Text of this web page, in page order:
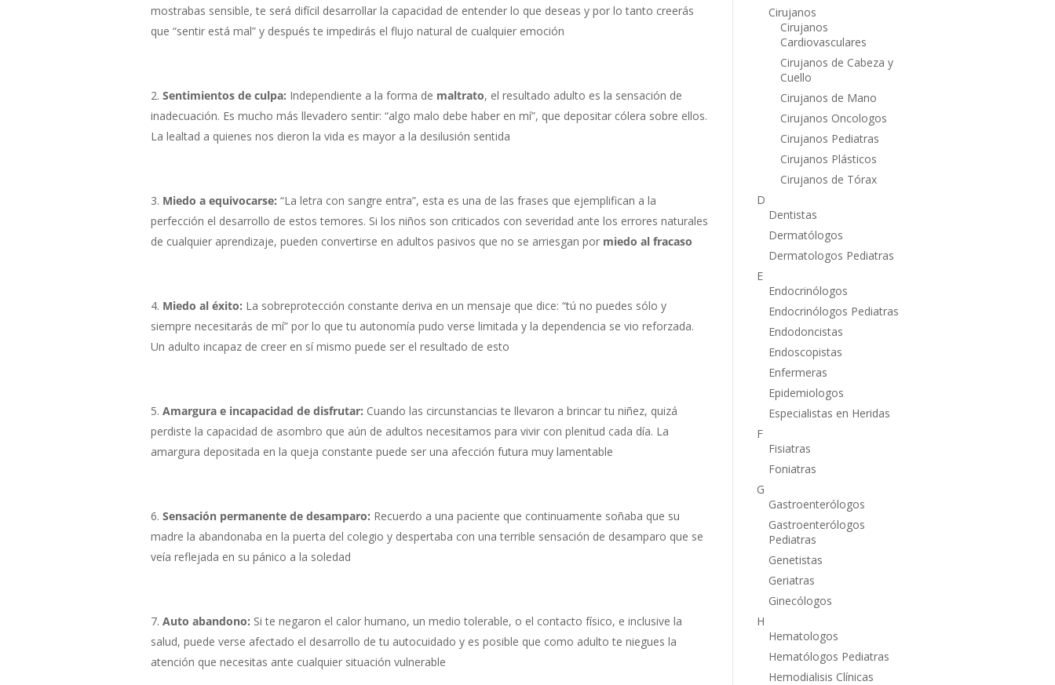
mostrabas sensible, te será difícil desarrollar la capacidad de entender lo que deseas y por lo tanto creerás
que “sentir está mal” y después te impedirás el flujo natural de cualquier emoción
Sentimientos de culpa: Independiente a la forma de maltrato, el resultado adulto es la sensación de
inadecuación. Es mucho más llevadero sentir: “algo malo debe haber en mí”, que depositar cólera sobre ellos.
La lealtad a quienes nos dieron la vida es mayor a la desilusión sentida
Miedo a equivocarse: “La letra con sangre entra”, esta es una de las frases que ejemplifican a la
perfección el desarrollo de estos temores. Si los niños son criticados con severidad ante los errores naturales
de cualquier aprendizaje, pueden convertirse en adultos pasivos que no se arriesgan por miedo al fracaso
Miedo al éxito: La sobreprotección constante deriva en un mensaje que dice: “tú no puedes sólo y
siempre necesitarás de mí” por lo que tu autonomía pudo verse limitada y la dependencia se vio reforzada.
Un adulto incapaz de creer en sí mismo puede ser el resultado de esto
Amargura e incapacidad de disfrutar: Cuando las circunstancias te llevaron a brincar tu niñez, quizá
perdiste la capacidad de asombro que aún de adultos necesitamos para vivir con plenitud cada día. La
amargura depositada en la queja constante puede ser una afección futura muy lamentable
Sensación permanente de desamparo: Recuerdo a una paciente que continuamente soñaba que su
madre la abandonaba en la puerta del colegio y despertaba con una terrible sensación de desamparo que se
veía reflejada en su pánico a la soledad
Auto abandono: Si te negaron el calor humano, un medio tolerable, o el contacto físico, e inclusive la
salud, puede verse afectado el desarrollo de tu autocuidado y es posible que como adulto te niegues la
atención que necesitas ante cualquier situación vulnerable
Cirujanos
Cirujanos
Cardiovasculares
Cirujanos de Cabeza y
Cuello
Cirujanos de Mano
Cirujanos Oncologos
Cirujanos Pediatras
Cirujanos Plásticos
Cirujanos de Tórax
D
Dentistas
Dermatólogos
Dermatologos Pediatras
E
Endocrinólogos
Endocrinólogos Pediatras
Endodoncistas
Endoscopistas
Enfermeras
Epidemiologos
Especialistas en Heridas
F
Fisiatras
Foniatras
G
Gastroenterólogos
Gastroenterólogos
Pediatras
Genetistas
Geriatras
Ginecólogos
H
Hematologos
Hematólogos Pediatras
Hemodialisis Clínicas